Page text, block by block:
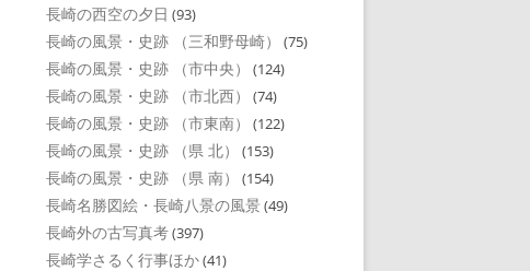
長崎の西空の夕日 (93)
長崎の風景・史跡 （三和野母崎） (75)
長崎の風景・史跡 （市中央） (124)
長崎の風景・史跡 （市北西） (74)
長崎の風景・史跡 （市東南） (122)
長崎の風景・史跡 （県 北） (153)
長崎の風景・史跡 （県 南） (154)
長崎名勝図絵・長崎八景の風景 (49)
長崎外の古写真考(397)
長崎学さるく行事ほか(41)